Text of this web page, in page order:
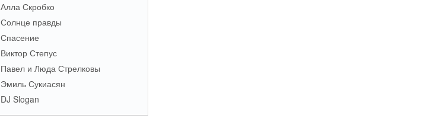
Алла Скробко
Солнце правды
Спасение
Виктор Степус
Павел и Люда Стрелковы
Эмиль Сукиасян
DJ Slogan